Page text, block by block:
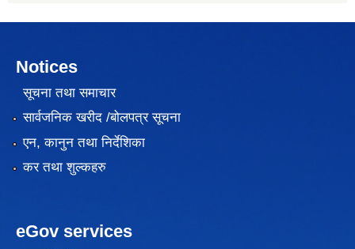
Notices
सूचना तथा समाचार
सार्वजनिक खरीद /बोलपत्र सूचना
एन, कानुन तथा निर्देशिका
कर तथा शुल्कहरु
eGov services